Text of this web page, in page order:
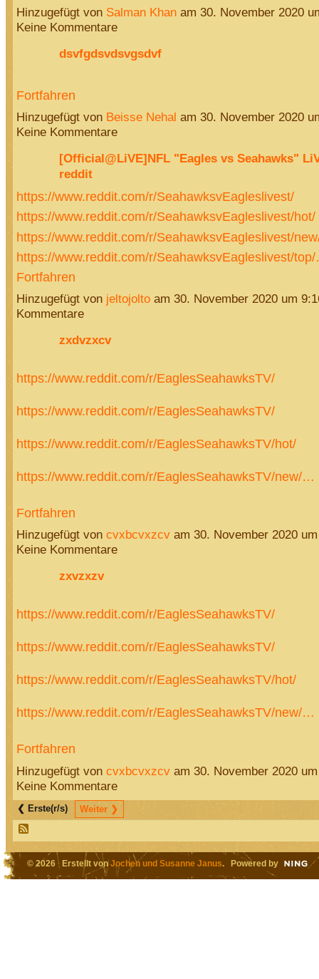
Hinzugefügt von Salman Khanam 30. November 2020
Keine Kommentare
dsvfgdsvdsvgsdvf
Fortfahren
Hinzugefügt von Beisse Nehal am 30. November 2020
Keine Kommentare
[Official@LiVE]NFL "Eagles vs Seahawks"
reddit
https://www.reddit.com/r/SeahawksvEagleslivest/
https://www.reddit.com/r/SeahawksvEagleslivest/hot/
https://www.reddit.com/r/SeahawksvEagleslivest/
https://www.reddit.com/r/SeahawksvEagleslivest/
Fortfahren
Hinzugefügt von jeltojoltoam 30. November 2020 um
Kommentare
zxdvzxcv
https://www.reddit.com/r/EaglesSeahawksTV/
https://www.reddit.com/r/EaglesSeahawksTV/
https://www.reddit.com/r/EaglesSeahawksTV/hot/
https://www.reddit.com/r/EaglesSeahawksTV/new/…
Fortfahren
Hinzugefügt von cvxbcvxzcvam 30. November 2020
Keine Kommentare
zxvzxzv
https://www.reddit.com/r/EaglesSeahawksTV/
https://www.reddit.com/r/EaglesSeahawksTV/
https://www.reddit.com/r/EaglesSeahawksTV/hot/
https://www.reddit.com/r/EaglesSeahawksTV/new/…
Fortfahren
Hinzugefügt von cvxbcvxzcvam 30. November 2020
Keine Kommentare
❮ Erste(r/s) Weiter ❯
© 2026 Erstellt vonJochen und Susanne Janus. Powered by